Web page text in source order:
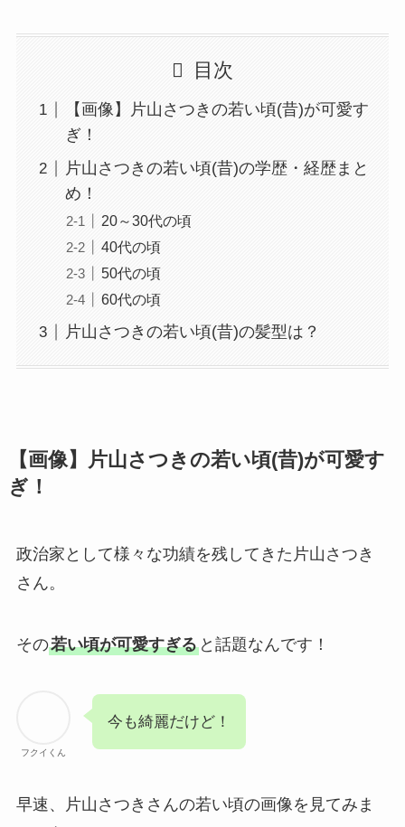
目次
【画像】片山さつきの若い頃(昔)が可愛す
ぎ！
片山さつきの若い頃(昔)の学歴・経歴まと
め！
20～30代の頃
40代の頃
50代の頃
60代の頃
片山さつきの若い頃(昔)の髪型は？
【画像】片山さつきの若い頃(昔)が可愛す
ぎ！
政治家として様々な功績を残してきた片山さつき
さん。
その若い頃が可愛すぎると話題なんです！
フクイくん
今も綺麗だけど！
早速、片山さつきさんの若い頃の画像を見てみま